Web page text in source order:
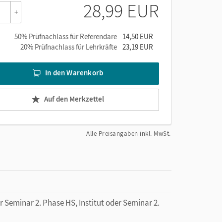
+ 28,99 EUR
50% Prüfnachlass für Referendare
14,50 EUR
20% Prüfnachlass für Lehrkräfte 23,19 EUR
In den Warenkorb
Auf den Merkzettel
Alle Preisangaben inkl. MwSt.
2. Phase HS, Institut oder Seminar 2.